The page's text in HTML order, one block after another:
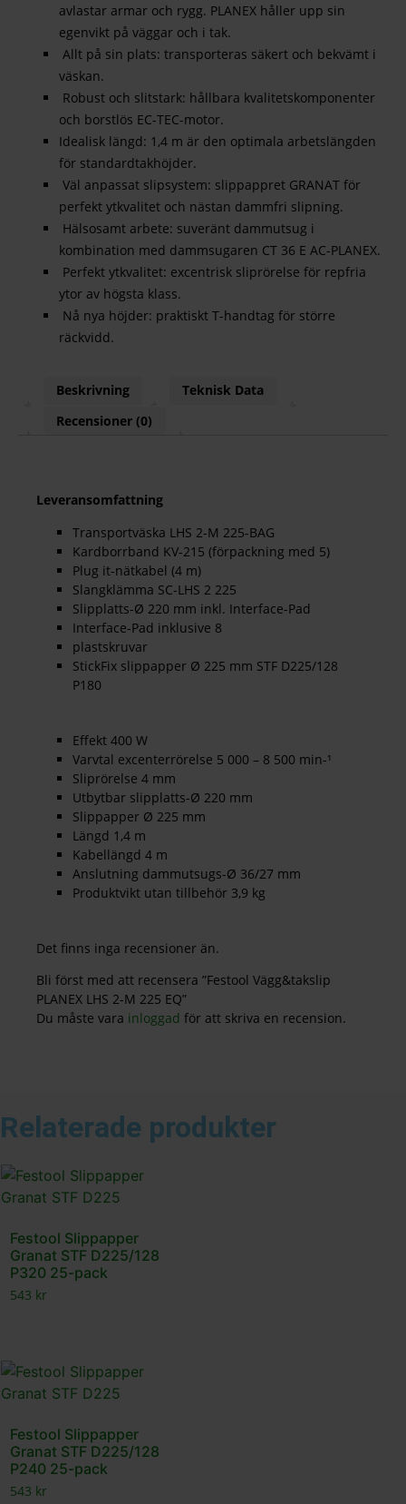
avlastar armar och rygg. PLANEX håller upp sin
egenvikt på väggar och i tak.
Allt på sin plats: transporteras säkert och bekvämt i
väskan.
Robust och slitstark: hållbara kvalitetskomponenter
och borstlös EC-TEC-motor.
Idealisk längd: 1,4 m är den optimala arbetslängden
för standardtakhöjder.
Väl anpassat slipsystem: slippappret GRANAT för
perfekt ytkvalitet och nästan dammfri slipning.
Hälsosamt arbete: suveränt dammutsug i
kombination med dammsugaren CT 36 E AC-PLANEX.
Perfekt ytkvalitet: excentrisk sliprörelse för repfria
ytor av högsta klass.
Nå nya höjder: praktiskt T-handtag för större
räckvidd.
Beskrivning
Teknisk Data
Recensioner (0)
Leveransomfattning
Transportväska LHS 2-M 225-BAG
Kardborrband KV-215 (förpackning med 5)
Plug it-nätkabel (4 m)
Slangklämma SC-LHS 2 225
Slipplatts-Ø 220 mm inkl. Interface-Pad
Interface-Pad inklusive 8
plastskruvar
StickFix slippapper Ø 225 mm STF D225/128
P180
Effekt 400 W
Varvtal excenterrörelse 5 000 – 8 500 min-¹
Sliprörelse 4 mm
Utbytbar slipplatts-Ø 220 mm
Slippapper Ø 225 mm
Längd 1,4 m
Kabellängd 4 m
Anslutning dammutsugs-Ø 36/27 mm
Produktvikt utan tillbehör 3,9 kg
Det finns inga recensioner än.
Bli först med att recensera ”Festool Vägg&takslip
PLANEX LHS 2-M 225 EQ”
Du måste vara inloggad för att skriva en recension.
Relaterade produkter
Festool Slippapper
Granat STF D225/128
P320 25-pack
543 kr
Festool Slippapper
Granat STF D225/128
P240 25-pack
543 kr